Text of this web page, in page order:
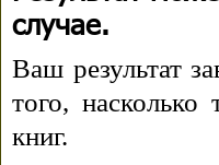
случае.
Ваш результат
того,
книг.